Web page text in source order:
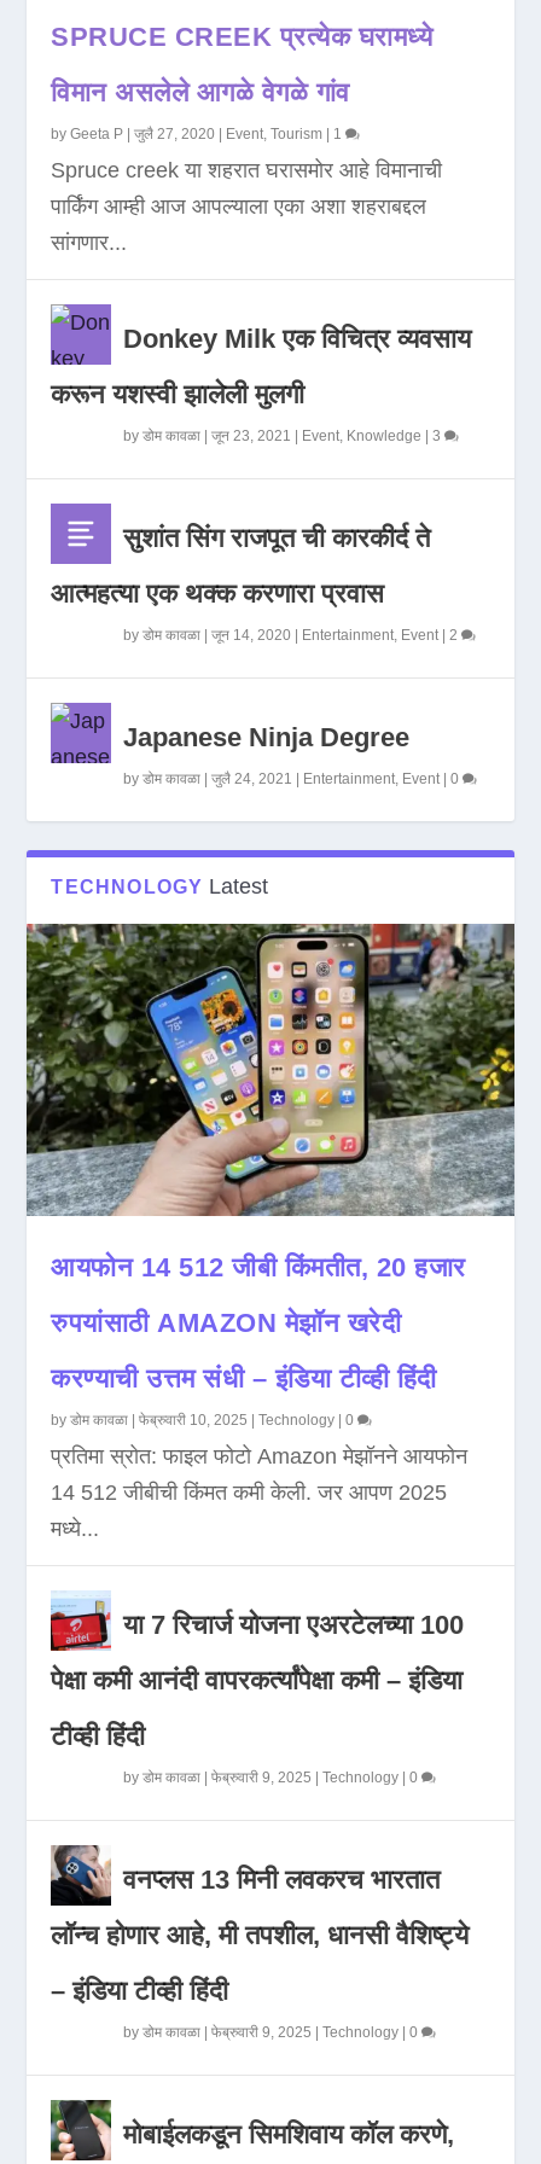
SPRUCE CREEK प्रत्येक घरामध्ये
विमान असलेले आगळे वेगळे गांव
byGeeta P |जुलै 27, 2020 Event,Tourism 1
Spruce creek या शहरात घरासमोर आहे विमानाची
पार्किंग आम्ही आज आपल्याला एका अशा शहराबद्दल
सांगणार...
Donkey Milk एक विचित्र व्यवसाय
करून यशस्वी झालेली मुलगी
byडोम कावळा |जून 23, 2021 Event, Knowledge |3
सुशांत सिंग राजपूत ची कारकीर्द ते
आत्महत्या एक थक्क करणारा प्रवास
byडोम कावळा |जून 14, 2020 Entertainment, Event|2
Japanese Ninja Degree
byडोम कावळा |जुलै 24, 2021 Entertainment, Event|0
TECHNOLOGY Latest
आयफोन 14 512 जीबी किंमतीत, 20 हजार
रुपयांसाठी AMAZON मेझॉन खरेदी
करण्याची उत्तम संधी – इंडिया टीव्ही हिंदी
byडोम कावळा |फेब्रुवारी 10, 2025 |Technology |0
प्रतिमा स्रोत: फाइल फोटो Amazon मेझॉनने आयफोन
14 512 जीबीची किंमत कमी केली. जर आपण 2025
मध्ये...
या 7 रिचार्ज योजना एअरटेलच्या 100
पेक्षा कमी आनंदी वापरकर्त्यांपेक्षा कमी – इंडिया
टीव्ही हिंदी
byडोम कावळा |फेब्रुवारी 9, 2025 |Technology |0
वनप्लस 13 मिनी लवकरच भारतात
लॉन्च होणार आहे, मी तपशील, धानसी वैशिष्ट्ये
– इंडिया टीव्ही हिंदी
byडोम कावळा |फेब्रुवारी 9, 2025 |Technology |0
मोबाईलकडून सिमशिवाय कॉल करणे,